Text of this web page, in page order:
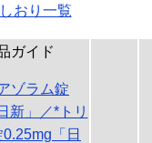
おり一覧
ガイド
ゾラム錠
新」／*トリ
「日